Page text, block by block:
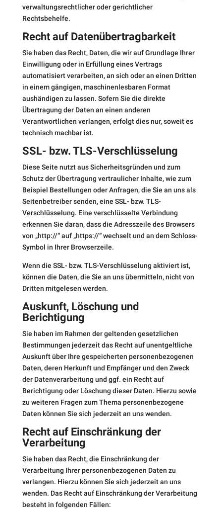
verwaltungsrechtlicher oder gerichtlicher
Rechtsbehelfe.
Recht auf Daten­übertrag­barkeit
Sie haben das Recht, Daten, die wir auf Grundlage Ihrer
Einwilligung oder in Erfüllung eines Vertrags
automatisiert verarbeiten, an sich oder an einen Dritten
in einem gängigen, maschinenlesbaren Format
aushändigen zu lassen. Sofern Sie die direkte
Übertragung der Daten an einen anderen
Verantwortlichen verlangen, erfolgt dies nur, soweit es
technisch machbar ist.
SSL- bzw. TLS-Verschlüsselung
Diese Seite nutzt aus Sicherheitsgründen und zum
Schutz der Übertragung vertraulicher Inhalte, wie zum
Beispiel Bestellungen oder Anfragen, die Sie an uns als
Seitenbetreiber senden, eine SSL- bzw. TLS-
Verschlüsselung. Eine verschlüsselte Verbindung
erkennen Sie daran, dass die Adresszeile des Browsers
von „http://“ auf „https://“ wechselt und an dem Schloss-
Symbol in Ihrer Browserzeile.
Wenn die SSL- bzw. TLS-Verschlüsselung aktiviert ist,
können die Daten, die Sie an uns übermitteln, nicht von
Dritten mitgelesen werden.
Auskunft, Löschung und
Berichtigung
Sie haben im Rahmen der geltenden gesetzlichen
Bestimmungen jederzeit das Recht auf unentgeltliche
Auskunft über Ihre gespeicherten personenbezogenen
Daten, deren Herkunft und Empfänger und den Zweck
der Datenverarbeitung und ggf. ein Recht auf
Berichtigung oder Löschung dieser Daten. Hierzu sowie
zu weiteren Fragen zum Thema personenbezogene
Daten können Sie sich jederzeit an uns wenden.
Recht auf Einschränkung der
Verarbeitung
Sie haben das Recht, die Einschränkung der
Verarbeitung Ihrer personenbezogenen Daten zu
verlangen. Hierzu können Sie sich jederzeit an uns
wenden. Das Recht auf Einschränkung der Verarbeitung
besteht in folgenden Fällen: